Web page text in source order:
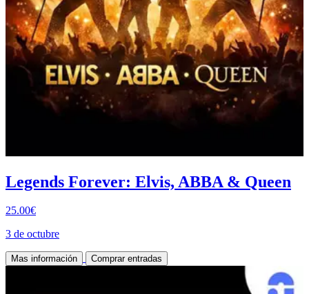
Legends Forever: Elvis, ABBA & Queen
25.00€
3 de octubre
Mas información Comprar entradas